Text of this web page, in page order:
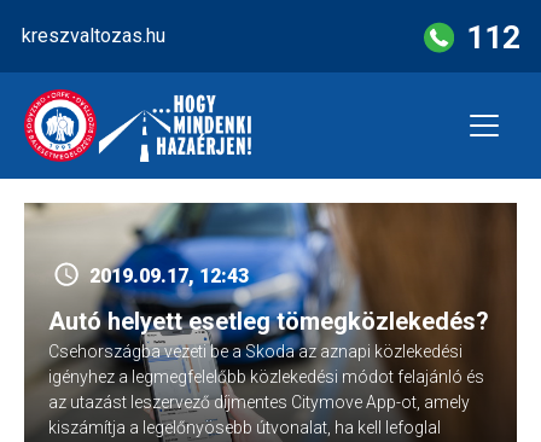
content
kreszvaltozas.hu 112
2019.09.17, 12:43
Autó helyett esetleg tömegközlekedés?
Csehországba vezeti be a Skoda az aznapi közlekedési
igényhez a legmegfelelőbb közlekedési módot felajánló és
az utazást leszervező díjmentes Citymove App-ot, amely
kiszámítja a legelőnyösebb útvonalat, ha kell lefoglal